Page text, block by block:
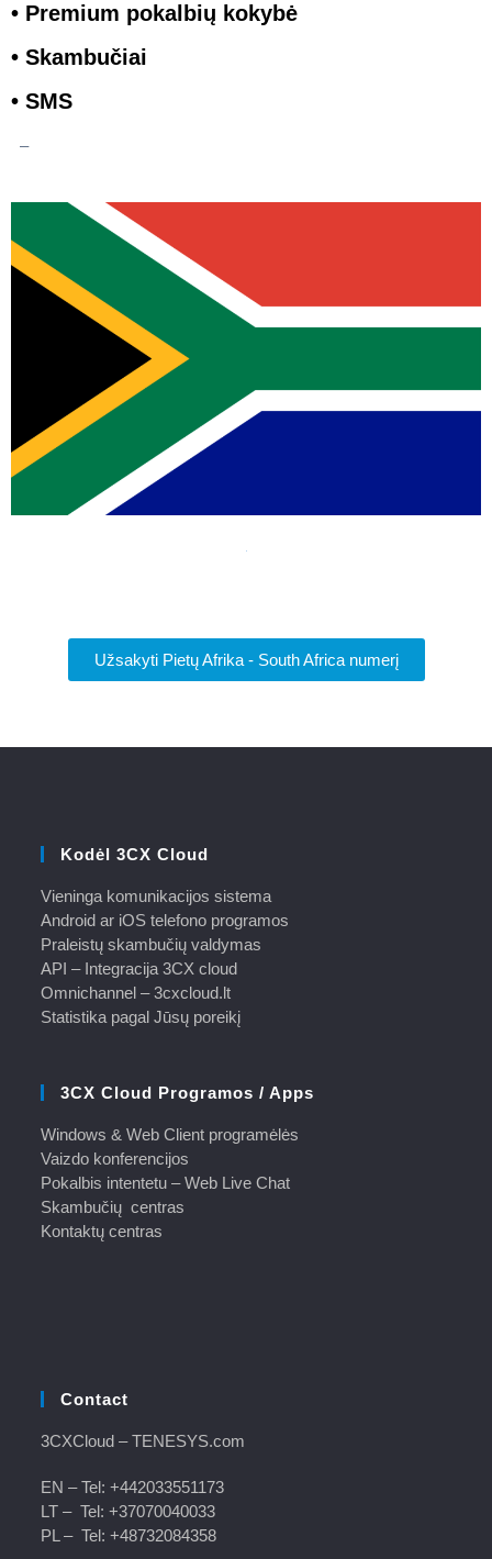
• Premium pokalbių kokybė
• Skambučiai
• SMS
–
Užsakyti Pietų Afrika - South Africa numerį
Kodėl 3CX Cloud
Vieninga komunikacijos sistema
Android ar iOS telefono programos
Praleistų skambučių valdymas
API – Integracija 3CX cloud
Omnichannel – 3cxcloud.lt
Statistika pagal Jūsų poreikį
3CX Cloud Programos / Apps
Windows & Web Client programėlės
Vaizdo konferencijos
Pokalbis intentetu – Web Live Chat
Skambučių centras
Kontaktų centras
Contact
3CXCloud – TENESYS.com
EN – Tel:+442033551173
LT – Tel:+37070040033
PL – Tel:+48732084358